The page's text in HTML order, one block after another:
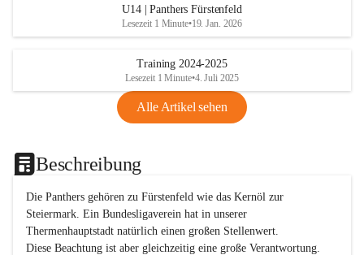
U14 | Panthers Fürstenfeld
Lesezeit 1 Minute•19. Jan. 2026
Training 2024-2025
Lesezeit 1 Minute•4. Juli 2025
Alle Artikel sehen
Beschreibung
Die Panthers gehören zu Fürstenfeld wie das Kernöl zur
Steiermark. Ein Bundesligaverein hat in unserer
Thermenhauptstadt natürlich einen großen Stellenwert.
Diese Beachtung ist aber gleichzeitig eine große Verantwortung.